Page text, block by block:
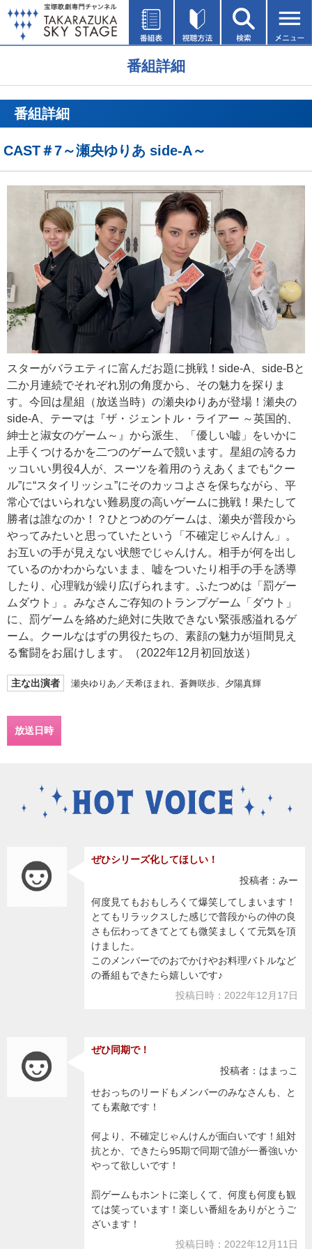
番組詳細
番組詳細
CAST＃7～瀬央ゆりあ side-A～
スターがバラエティに富んだお題に挑戦！side-A、side-Bと
二か月連続でそれぞれ別の角度から、その魅力を探りま
す。今回は星組（放送当時）の瀬央ゆりあが登場！瀬央の
side-A、テーマは『ザ・ジェントル・ライアー ～英国的、
紳士と淑女のゲーム～』から派生、「優しい嘘」をいかに
上手くつけるかを二つのゲームで競います。星組の誇るカ
ッコいい男役4人が、スーツを着用のうえあくまでも“クー
ル”に“スタイリッシュ”にそのカッコよさを保ちながら、平
常心ではいられない難易度の高いゲームに挑戦！果たして
勝者は誰なのか！？ひとつめのゲームは、瀬央が普段から
やってみたいと思っていたという「不確定じゃんけん」。
お互いの手が見えない状態でじゃんけん。相手が何を出し
ているのかわからないまま、嘘をついたり相手の手を誘導
したり、心理戦が繰り広げられます。ふたつめは「罰ゲー
ムダウト」。みなさんご存知のトランプゲーム「ダウト」
に、罰ゲームを絡めた絶対に失敗できない緊張感溢れるゲ
ーム。クールなはずの男役たちの、素顔の魅力が垣間見え
る奮闘をお届けします。（2022年12月初回放送）
主な出演者 瀬央ゆりあ／天希ほまれ、蒼舞咲歩、夕陽真輝
放送日時
ぜひシリーズ化してほしい！
投稿者：みー
何度見てもおもしろくて爆笑してしまいます！
とてもリラックスした感じで普段からの仲の良
さも伝わってきてとても微笑ましくて元気を頂
けました。
このメンバーでのおでかけやお料理バトルなど
の番組もできたら嬉しいです♪
投稿日時：2022年12月17日
ぜひ同期で！
投稿者：はまっこ
せおっちのリードもメンバーのみなさんも、と
ても素敵です！
何より、不確定じゃんけんが面白いです！組対
抗とか、できたら95期で同期で誰が一番強いか
やって欲しいです！
罰ゲームもホントに楽しくて、何度も何度も観
ては笑っています！楽しい番組をありがとうご
ざいます！
投稿日時：2022年12月11日